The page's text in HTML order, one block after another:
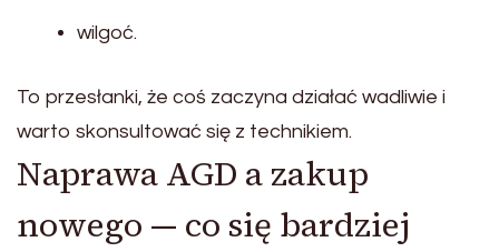
wilgoć.
To przesłanki, że coś zaczyna działać wadliwie i
warto skonsultować się z technikiem.
Naprawa AGD a zakup
nowego — co się bardziej